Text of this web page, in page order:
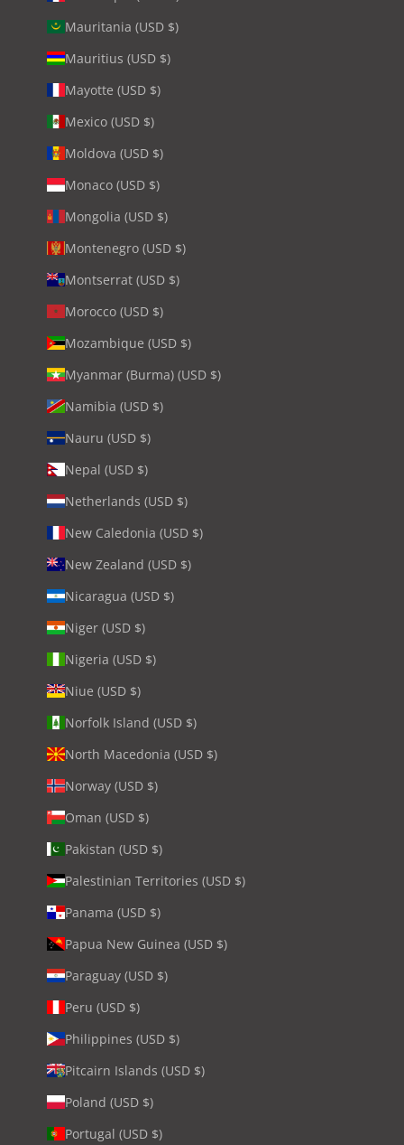
Mauritania (USD $)
Mauritius (USD $)
Mayotte (USD $)
Mexico (USD $)
Moldova (USD $)
Monaco (USD $)
Mongolia (USD $)
Montenegro (USD $)
Montserrat (USD $)
Morocco (USD $)
Mozambique (USD $)
Myanmar (Burma) (USD $)
Namibia (USD $)
Nauru (USD $)
Nepal (USD $)
Netherlands (USD $)
New Caledonia (USD $)
New Zealand (USD $)
Nicaragua (USD $)
Niger (USD $)
Nigeria (USD $)
Niue (USD $)
Norfolk Island (USD $)
North Macedonia (USD $)
Norway (USD $)
Oman (USD $)
Pakistan (USD $)
Palestinian Territories (USD $)
Panama (USD $)
Papua New Guinea (USD $)
Paraguay (USD $)
Peru (USD $)
Philippines (USD $)
Pitcairn Islands (USD $)
Poland (USD $)
Portugal (USD $)